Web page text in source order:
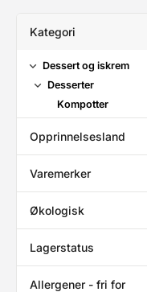
Kategori
Dessert og iskrem
Desserter
Kompotter
Opprinnelsesland
Varemerker
Økologisk
Lagerstatus
Allergener - fri for